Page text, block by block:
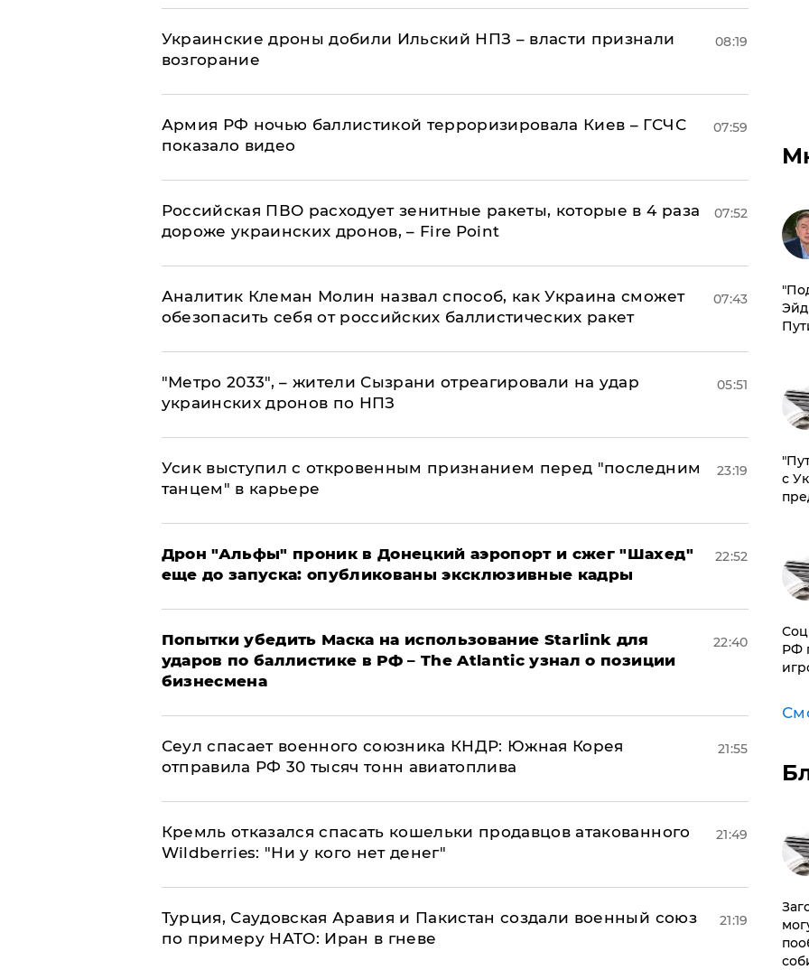
Украинские дроны добили Ильский НПЗ – власти признали
возгорание
08:19
Армия РФ ночью баллистикой терроризировала Киев – ГСЧС
показало видео
07:59
Российская ПВО расходует зенитные ракеты, которые в 4 раза
дороже украинских дронов, – Fire Point
07:52
Аналитик Клеман Молин назвал способ, как Украина сможет
обезопасить себя от российских баллистических ракет
07:43
"Метро 2033", – жители Сызрани отреагировали на удар
украинских дронов по НПЗ
05:51
Усик выступил с откровенным признанием перед "последним
танцем" в карьере
23:19
Дрон "Альфы" проник в Донецкий аэропорт и сжег "Шахед"
еще до запуска: опубликованы эксклюзивные кадры
22:52
Попытки убедить Маска на использование Starlink для
ударов по баллистике в РФ – The Atlantic узнал о позиции
бизнесмена
22:40
​Сеул спасает военного союзника КНДР: Южная Корея
отправила РФ 30 тысяч тонн авиатоплива
21:55
Кремль отказался спасать кошельки продавцов атакованного
Wildberries: "Ни у кого нет денег"
21:49
Турция, Саудовская Аравия и Пакистан создали военный союз
по примеру НАТО: Иран в гневе
21:19
с
РФ